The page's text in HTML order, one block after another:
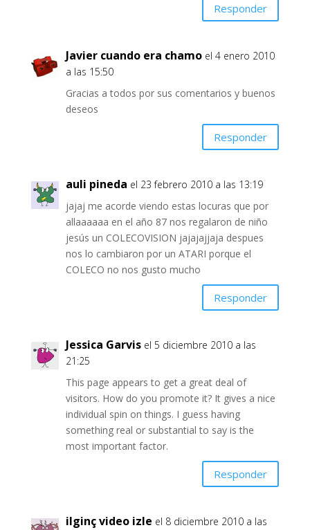
Responder
Javier cuando era chamo el 4 enero 2010
a las 15:50
Gracias a todos por sus comentarios y buenos
deseos
Responder
auli pineda el 23 febrero 2010 a las 13:19
jajaj me acorde viendo estas locuras que por
allaaaaaa en el año 87 nos regalaron de niño
jesús un COLECOVISION jajajajjaja despues
nos lo cambiaron por un ATARI porque el
COLECO no nos gusto mucho
Responder
Jessica Garvis el 5 diciembre 2010 a las
21:25
This page appears to get a great deal of
visitors. How do you promote it? It gives a nice
individual spin on things. I guess having
something real or substantial to say is the
most important factor.
Responder
ilginç video izle el 8 diciembre 2010 a las